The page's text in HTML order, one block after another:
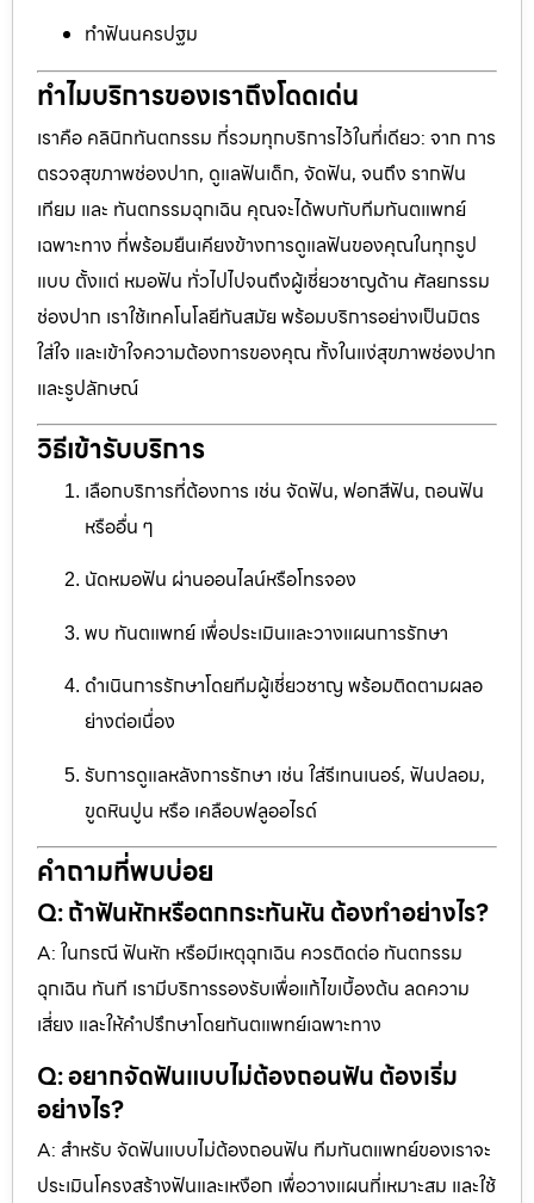
ทำฟันนครปฐม
ทำไมบริการของเราถึงโดดเด่น
เราคือ คลินิกทันตกรรม ที่รวมทุกบริการไว้ในที่เดียว: จาก การ
ตรวจสุขภาพช่องปาก, ดูแลฟันเด็ก, จัดฟัน, จนถึง รากฟัน
เทียม และ ทันตกรรมฉุกเฉิน คุณจะได้พบกับทีมทันตแพทย์
เฉพาะทาง ที่พร้อมยืนเคียงข้างการดูแลฟันของคุณในทุกรูป
แบบ ตั้งแต่ หมอฟัน ทั่วไปไปจนถึงผู้เชี่ยวชาญด้าน ศัลยกรรม
ช่องปาก เราใช้เทคโนโลยีทันสมัย พร้อมบริการอย่างเป็นมิตร
ใส่ใจ และเข้าใจความต้องการของคุณ ทั้งในแง่สุขภาพช่องปาก
และรูปลักษณ์
วิธีเข้ารับบริการ
เลือกบริการที่ต้องการ เช่น จัดฟัน, ฟอกสีฟัน, ถอนฟัน
หรืออื่น ๆ
นัดหมอฟัน ผ่านออนไลน์หรือโทรจอง
พบ ทันตแพทย์ เพื่อประเมินและวางแผนการรักษา
ดำเนินการรักษาโดยทีมผู้เชี่ยวชาญ พร้อมติดตามผลอ
ย่างต่อเนื่อง
รับการดูแลหลังการรักษา เช่น ใส่รีเทนเนอร์, ฟันปลอม,
ขูดหินปูน หรือ เคลือบฟลูออไรด์
คำถามที่พบบ่อย
Q: ถ้าฟันหักหรือตกกระทันหัน ต้องทำอย่างไร?
A: ในกรณี ฟันหัก หรือมีเหตุฉุกเฉิน ควรติดต่อ ทันตกรรม
ฉุกเฉิน ทันที เรามีบริการรองรับเพื่อแก้ไขเบื้องต้น ลดความ
เสี่ยง และให้คำปรึกษาโดยทันตแพทย์เฉพาะทาง
Q: อยากจัดฟันแบบไม่ต้องถอนฟัน ต้องเริ่ม
อย่างไร?
A: สำหรับ จัดฟันแบบไม่ต้องถอนฟัน ทีมทันตแพทย์ของเราจะ
ประเมินโครงสร้างฟันและเหงือก เพื่อวางแผนที่เหมาะสม และใช้